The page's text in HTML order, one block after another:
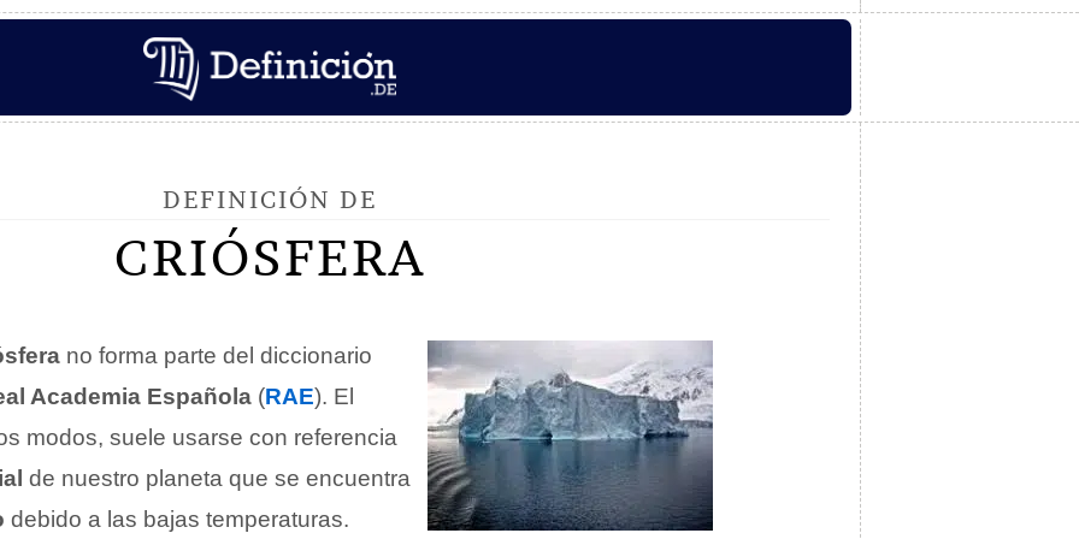
DEFINICIÓN DE
CRIÓSFERA
no forma parte del diccionario
Academia Española (RAE). El
modos, suele usarse con referencia
de nuestro planeta que se encuentra
debido a las bajas temperaturas.